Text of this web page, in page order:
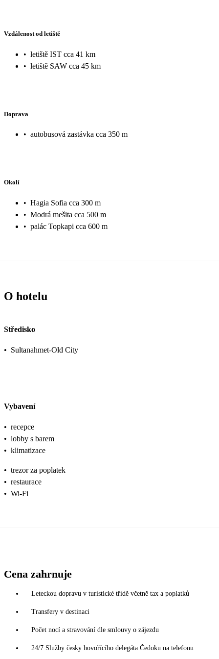
Vzdálenost od letiště
• letiště IST cca 41 km
• letiště SAW cca 45 km
Doprava
• autobusová zastávka cca 350 m
Okolí
• Hagia Sofia cca 300 m
• Modrá mešita cca 500 m
• palác Topkapi cca 600 m
O hotelu
Středisko
• Sultanahmet-Old City
Vybavení
• recepce
• lobby s barem
• klimatizace
• trezor za poplatek
• restaurace
• Wi-Fi
Cena zahrnuje
Leteckou dopravu v turistické třídě včetně tax a poplatků
Transfery v destinaci
Počet nocí a stravování dle smlouvy o zájezdu
24/7 Služby česky hovořícího delegáta Čedoku na telefonu